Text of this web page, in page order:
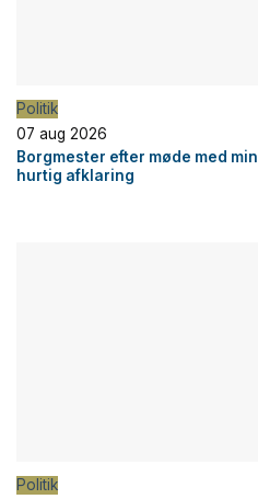
Politik
07 aug 2026
Borgmester efter møde med
hurtig afklaring
Politik